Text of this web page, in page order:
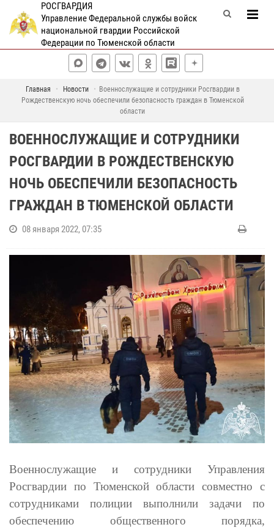
РОСГВАРДИЯ
Управление Федеральной службы войск
национальной гвардии Российской
Федерации по Тюменской области
Главная Новости
Военнослужащие и сотрудники Росгвардии в
Рождественскую ночь обеспечили безопасность граждан в Тюменской
области
ВОЕННОСЛУЖАЩИЕ И СОТРУДНИКИ
РОСГВАРДИИ В РОЖДЕСТВЕНСКУЮ
НОЧЬ ОБЕСПЕЧИЛИ БЕЗОПАСНОСТЬ
ГРАЖДАН В ТЮМЕНСКОЙ ОБЛАСТИ
08 января 2022, 07:35
Военнослужащие и сотрудники Управления
Росгвардии по Тюменской области совместно с
сотрудниками полиции выполнили задачи по
обеспечению общественного порядка,